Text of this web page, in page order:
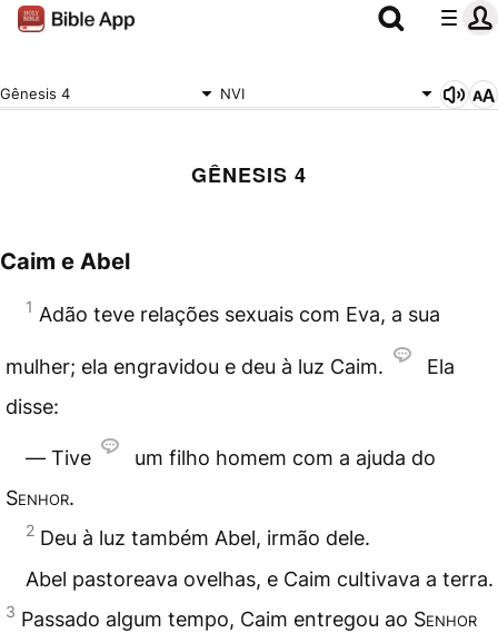
Gênesis 4 NVI
GÊNESIS 4
Caim e Abel
1 Adão teve relações sexuais com Eva, a sua
mulher; ela engravidou e deu à luz Caim.
Ela
disse:
― Tive
um filho homem com a ajuda do
Senhor.
2 Deu à luz também Abel, irmão dele.
Abel pastoreava ovelhas, e Caim cultivava a terra.
3 Passado algum tempo, Caim entregou ao Senhor